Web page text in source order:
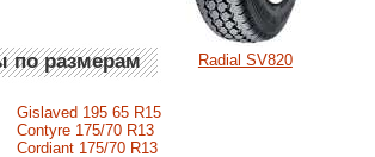
по размерам
Gislaved 195 65 R15
Contyre 175/70 R13
Cordiant 175/70 R13
Radial SV820